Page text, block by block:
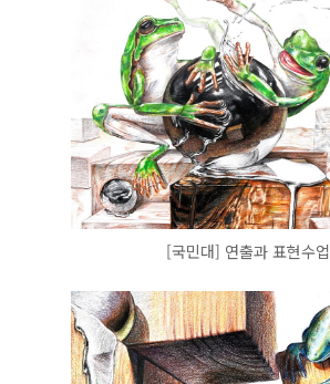
[국민대] 연출과 표현수업